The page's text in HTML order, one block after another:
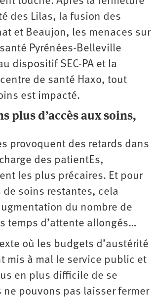
des Lilas, la fusion des
et Beaujon, les menaces sur
Pyrénées-Belleville
dispositif SEC-PA et la
de santé Haxo, tout
est impacté.
plus d’accès aux soins,
provoquent des retards dans
des patientEs,
les plus précaires. Et pour
de soins restantes, cela
du nombre de
temps d’attente allongés…
où les budgets d’austérité
mis à mal le service public et
en plus difficile de se
ne pouvons pas laisser fermer